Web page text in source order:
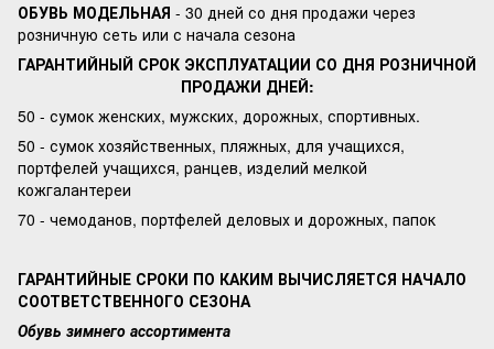
ОБУВЬ МОДЕЛЬНАЯ - 30 дней со дня продажи через
розничную сеть или с начала сезона
ГАРАНТИЙНЫЙ СРОК ЭКСПЛУАТАЦИИ СО ДНЯ РОЗНИЧНОЙ
ПРОДАЖИ ДНЕЙ:
50 - сумок женских, мужских, дорожных, спортивных.
50 - сумок хозяйственных, пляжных, для учащихся,
портфелей учащихся, ранцев, изделий мелкой
кожгалантереи
70 - чемоданов, портфелей деловых и дорожных, папок
ГАРАНТИЙНЫЕ СРОКИ ПО КАКИМ ВЫЧИСЛЯЕТСЯ НАЧАЛО
СООТВЕТСТВЕННОГО СЕЗОНА
Обувь зимнего ассортимента